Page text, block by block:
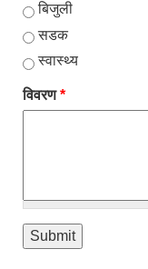
बिजुली
सडक
स्वास्थ्य
विवरण*